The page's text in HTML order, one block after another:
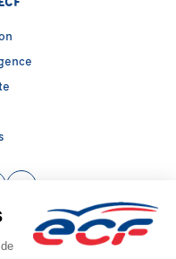
fenêtre)
(nouvelle fenêtre)
(nouvelle fenêtre)
YouTube (nouvelle
- Capital social: 2500000€
FR 52 312379266